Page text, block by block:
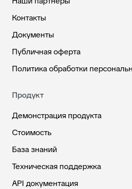
Контакты
Документы
Публичная оферта
Политика обработки
Продукт
Демонстрация продукта
Стоимость
База знаний
Техническая поддержка
API документация